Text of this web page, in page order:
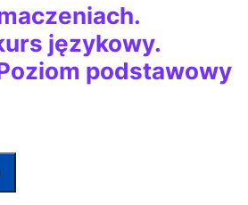
językowy.
podstawowy